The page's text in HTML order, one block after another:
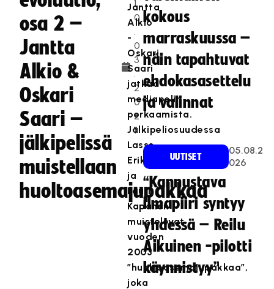
osa 2 –
Jantta
Alkio &
Oskari
Saari –
jälkipelissä
muistellaan
huoltoasemajupakkaa
1
0
.
0
3
.
2
0
2
1
Jantta
Alkio
-
Oskari
Saari
jatkaa
mediapelin
perkaamista.
Jälkipeliosuudessa
Lasse
Eriksson
ja
Lauri
Kapanen
muistelevat
vuoden
2003
”huoltoasemajupakkaa”,
joka
kokous
marraskuussa –
näin tapahtuvat
ehdokasasettelu
ja valinnat
UUTISET
05.08.2
026
“Kannustava
ilmapiiri syntyy
yhdessä – Reilu
Aikuinen -pilotti
käynnistyy”